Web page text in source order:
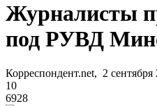
Журналисты
под РУВД
Корреспондент.net, 2 сентября
10
6928